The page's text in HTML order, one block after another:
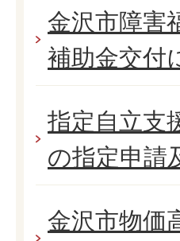
金沢市障害
補助金交付
指定自立支
の指定申請
金沢市物価